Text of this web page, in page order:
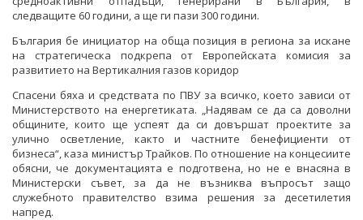
следващите 60 години, а ще ги пази 300 години.
България бе инициатор на обща позиция в региона за искане
на стратегическа подкрепа от Европейската комисия за
развитието на Вертикалния газов коридор
Спасени бяха и средствата по ПВУ за всичко, което зависи от
Министерството на енергетиката. „Надявам се да са доволни
общините, които ще успеят да си довършат проектите за
улично осветление, както и частните бенефициенти от
бизнеса“, каза министър Трайков. По отношение на концесиите
обясни, че документацията е подготвена, но не е внасяна в
Министерски съвет, за да не възниква въпросът защо
служебното правителство взима решения за десетилетия
напред.